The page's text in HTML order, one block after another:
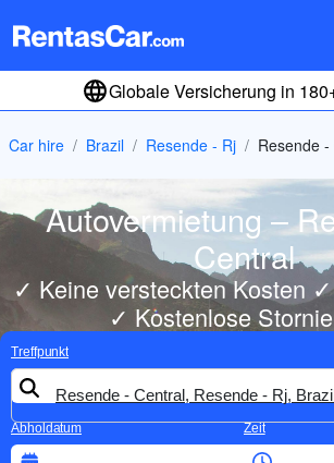
Globale Versicherung in
Car hire Brazil Resende - Rj Resende
Autovermietung –
Central
✓ Keine versteckten Kosten
✓ Kostenlose
Treffpunkt
Abholdatum Zeit